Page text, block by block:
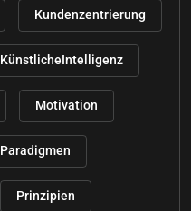
Kundenzentrierung
KünstlicheIntelligenz
Motivation
Paradigmen
Prinzipien